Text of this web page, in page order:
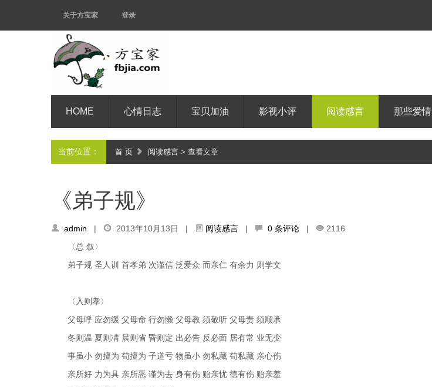
关于方宝家 登录
HOME 心情日志 宝贝加油 影视小评 阅读感言 那些爱情
当前位置： 首 页 阅读感言 > 查看文章
《弟子规》
admin | 2013年10月13日 | 阅读感言 | 0 条评论 |
2116
〈总 叙〉
弟子规 圣人训 首孝弟 次谨信 泛爱众 而亲仁 有余力 则学文
〈入则孝〉
父母呼 应勿缓 父母命 行勿懒 父母教 须敬听 父母责 须顺承
冬则温 夏则凊 晨则省 昏则定 出必告 反必面 居有常 业无变
事虽小 勿擅为 苟擅为 子道亏 物虽小 勿私藏 苟私藏 亲心伤
亲所好 力为具 亲所恶 谨为去 身有伤 贻亲忧 德有伤 贻亲羞